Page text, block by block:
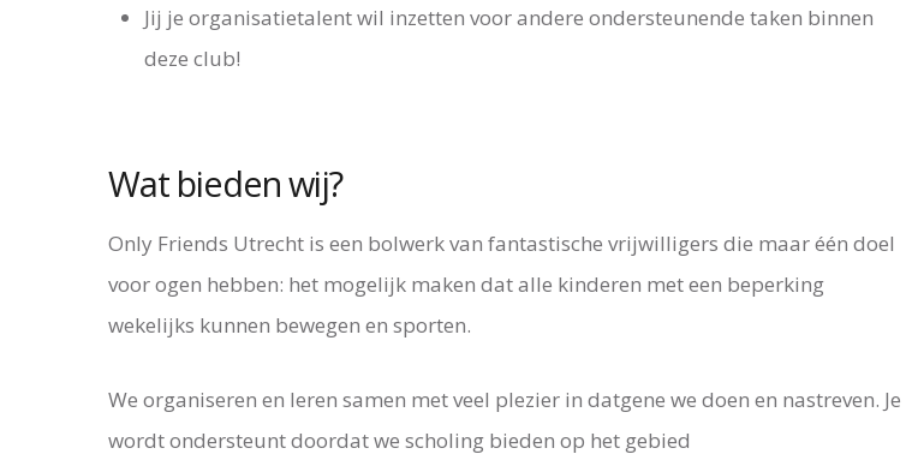
Jij je organisatietalent wil inzetten voor andere ondersteunende taken binnen
deze club!
Wat bieden wij?
Only Friends Utrecht is een bolwerk van fantastische vrijwilligers die maar één doel
voor ogen hebben: het mogelijk maken dat alle kinderen met een beperking
wekelijks kunnen bewegen en sporten.
We organiseren en leren samen met veel plezier in datgene we doen en nastreven. Je
wordt ondersteunt doordat we scholing bieden op het gebied